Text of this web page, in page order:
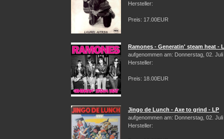
Hersteller:
Preis: 17.00EUR
Ramones - Generatin' steam heat -
aufgenommen am: Donnerstag, 02. Juli
Hersteller:
Preis: 18.00EUR
Jingo de Lunch - Axe to grind - LP
aufgenommen am: Donnerstag, 02. Juli
Hersteller: